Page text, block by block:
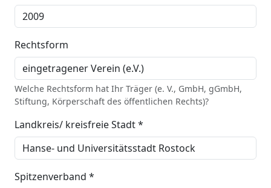
Rechtsform
Welche Rechtsform hat Ihr Träger (e. V., GmbH, gGmbH,
Stiftung, Körperschaft des öffentlichen Rechts)?
Landkreis/ kreisfreie Stadt *
Spitzenverband *